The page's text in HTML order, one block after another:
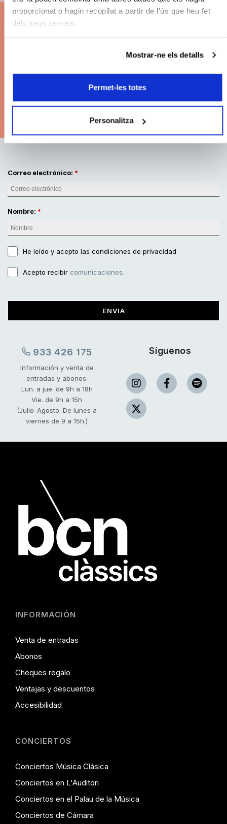
proporcionat o hagin recopilat a partir de l'ús que heu fet
dels seus serveis.
Mostrar-ne els detalls
Permet-les totes
Personalitza
Clàssics 26/27
Grandes conciertos. Las mejores butacas. Pago
Modalidades de abono
Correo electrónico:
Nombre:
He leído y acepto las condiciones de privacidad
Acepto recibir comunicaciones.
ENVIA
933 426 175
Información y venta de
entradas y abonos.
Lun. a jue. de 9h a 18h
Vie. de 9h a 15h
(Julio-Agosto: De lunes a
viernes de 9 a 15h.)
Síguenos
INFORMACIÓN
Venta de entradas
Abonos
Cheques regalo
Ventajas y descuentos
Accesibilidad
CONCIERTOS
Conciertos Música Clásica
Conciertos en L'Auditori
Conciertos en el Palau de la Música
Conciertos de Cámara